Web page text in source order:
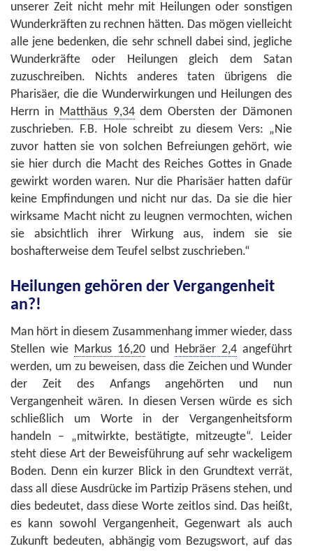
unserer Zeit nicht mehr mit Heilungen oder sonstigen
Wunderkräften zu rechnen hätten. Das mögen vielleicht
alle jene bedenken, die sehr schnell dabei sind, jegliche
Wunderkräfte oder Heilungen gleich dem Satan
zuzuschreiben. Nichts anderes taten übrigens die
Pharisäer, die die Wunderwirkungen und Heilungen des
Herrn in Matthäus 9,34dem Obersten der Dämonen
zuschrieben. F.B. Hole schreibt zu diesem Vers: „Nie
zuvor hatten sie von solchen Befreiungen gehört, wie
sie hier durch die Macht des Reiches Gottes in Gnade
gewirkt worden waren. Nur die Pharisäer hatten dafür
keine Empfindungen und nicht nur das. Da sie die hier
wirksame Macht nicht zu leugnen vermochten, wichen
sie absichtlich ihrer Wirkung aus, indem sie sie
boshafterweise dem Teufel selbst zuschrieben.“
Heilungen gehören der Vergangenheit
an?!
Man hört in diesem Zusammenhang immer wieder, dass
Stellen wie Markus 16,20und Hebräer 2,4 angeführt
werden, um zu beweisen, dass die Zeichen und Wunder
der Zeit des Anfangs angehörten und nun
Vergangenheit wären. In diesen Versen würde es sich
schließlich um Worte in der Vergangenheitsform
handeln – „mitwirkte, bestätigte, mitzeugte“. Leider
steht diese Art der Beweisführung auf sehr wackeligem
Boden. Denn ein kurzer Blick in den Grundtext verrät,
dass all diese Ausdrücke im Partizip Präsens stehen, und
dies bedeutet, dass diese Worte zeitlos sind. Das heißt,
es kann sowohl Vergangenheit, Gegenwart als auch
Zukunft bedeuten, abhängig vom Bezugswort, auf das